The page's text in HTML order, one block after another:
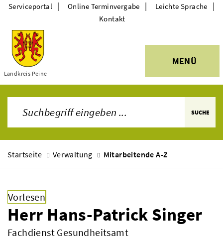
Themen
Landkreis Peine
MENÜ
Serviceportal | Online Terminvergabe | Leichte Sprache |
Kontakt
SUCHE
Startseite Verwaltung Mitarbeitende A-Z
Vorlesen
Herr Hans-Patrick Singer
Fachdienst Gesundheitsamt